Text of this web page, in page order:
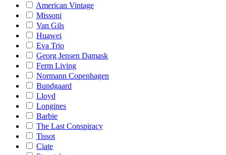
American Vintage
Missoni
Van Gils
Huawei
Eva Trio
Georg Jensen Damask
Ferm Living
Normann Copenhagen
Bundgaard
Lloyd
Longines
Barbie
The Last Conspiracy
Tissot
Ciate